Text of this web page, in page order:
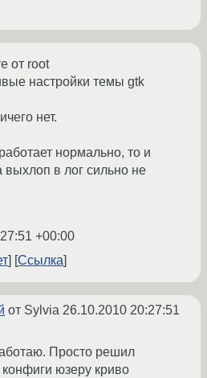
от root
настройки темы gtk
нет.
нормально, то и
выхлоп в лог сильно не
+00:00
Ссылка
от Sylvia 26.10.2010 20:27:51
Просто решил
конфиги юзеру криво